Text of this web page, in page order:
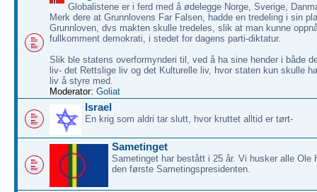
Globalistene er i ferd med å ødelegge Norge, Sverige,
Merk dere at Grunnlovens Far Falsen, hadde en tredeling i sin
Grunnloven, dvs makten skulle tredeles, slik at man kunne
fullkomment demokrati, i stedet for dagens parti-diktatur.
Slik ble statens overformynderi til, ved å ha sine hender i både
liv- det Rettslige liv og det Kulturelle liv, hvor staten kun skulle
liv å styre med.
Moderator: Goliat
Israel
En krig som aldri tar slutt, hvor kruttet alltid er tørt-
Sametinget
Sametinget har bestått i 25 år. Vi husker alle Ole
den første Sametingspresidenten.